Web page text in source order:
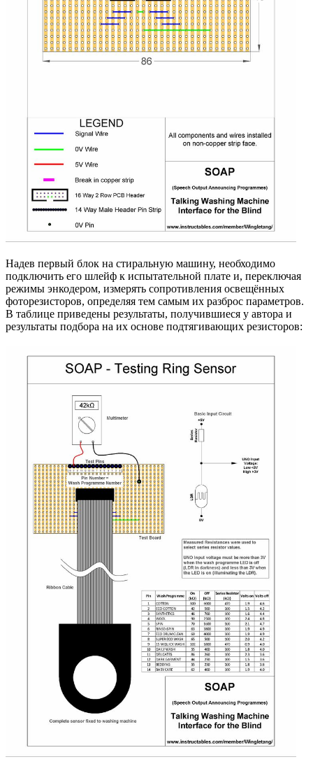
Надев первый блок на стиральную машину, необходимо
подключить его шлейф к испытательной плате и, переключая
режимы энкодером, измерять сопротивления освещённых
фоторезисторов, определяя тем самым их разброс параметров.
В таблице приведены результаты, получившиеся у автора и
результаты подбора на их основе подтягивающих резисторов: